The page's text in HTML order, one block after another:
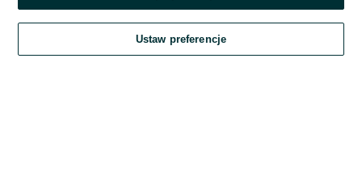
Kontynuując za pośrednictwem jednego z dostawców wskazanych powyżej,
OLX.pl w jego aktualnym brzmieniu.
Ustaw preferencje